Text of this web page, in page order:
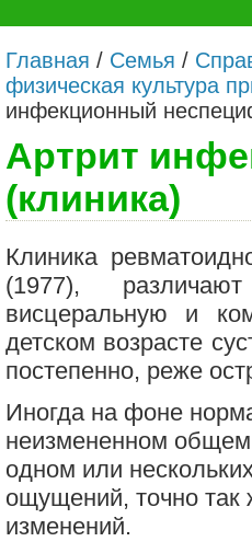
Главная / Семья /
физическая культура
инфекционный
Артрит
(клиника)
Клиника
(1977),
висцеральную и
детском возрасте
постепенно, реже
Иногда на фоне
неизмененном общем
одном или
ощущений, точно так
изменений.